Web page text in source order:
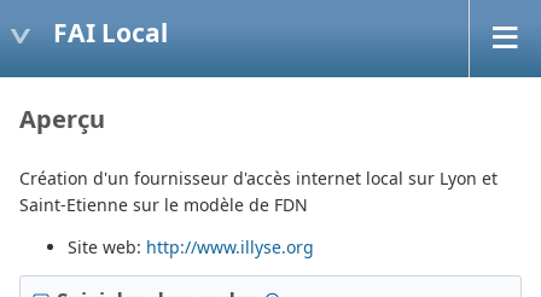
FAI Local
Aperçu
Création d'un fournisseur d'accès internet local sur Lyon et
Saint-Etienne sur le modèle de FDN
Site web: http://www.illyse.org